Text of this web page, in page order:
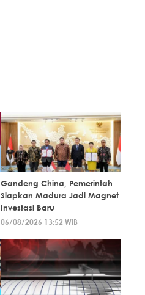
Gandeng China, Pemerintah
Siapkan Madura Jadi Magnet
Investasi Baru
06/08/2026 13:52 WIB